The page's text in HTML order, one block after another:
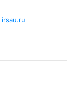
irsau.ru